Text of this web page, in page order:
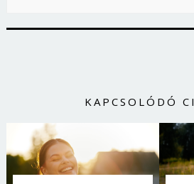
KAPCSOLÓDÓ